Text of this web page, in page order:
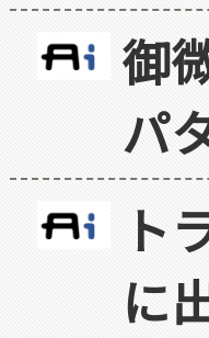
御
パ
ト
に